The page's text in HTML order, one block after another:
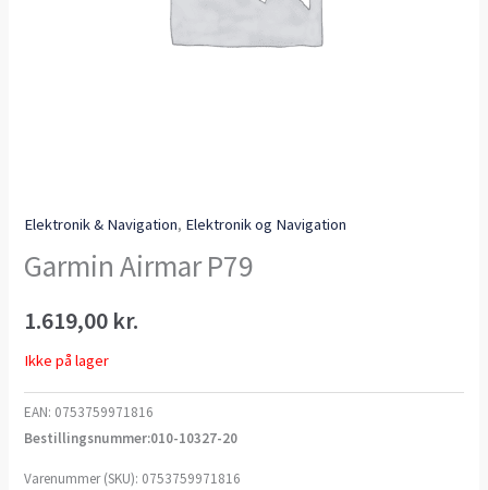
Elektronik & Navigation, Elektronik og Navigation
Garmin Airmar P79
1.619,00 kr.
Ikke på lager
EAN: 0753759971816
Bestillingsnummer:010-10327-20
Varenummer (SKU): 0753759971816